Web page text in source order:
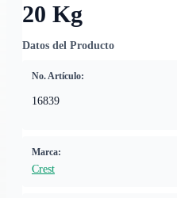
20 Kg
Datos del Producto
No. Artículo:
16839
Marca:
Crest